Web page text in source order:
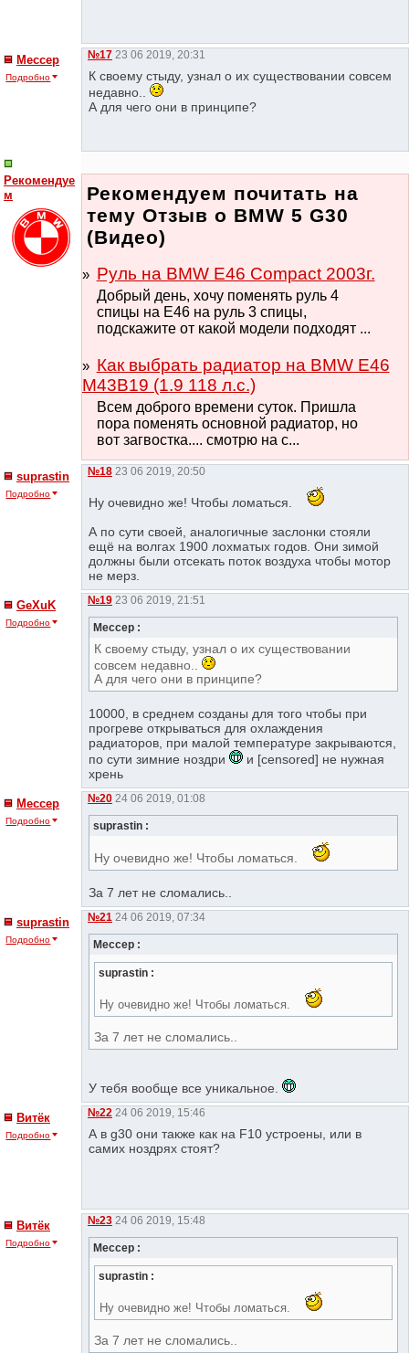
Мессер
Подробно
№17 23 06 2019, 20:31
К своему стыду, узнал о их существовании совсем
недавно..
А для чего они в принципе?
Рекомендуе
м
Рекомендуем почитать на
тему Отзыв о BMW 5 G30
(Видео)
Руль на BMW E46 Compact 2003г.
Добрый день, хочу поменять руль 4
спицы на Е46 на руль 3 спицы,
подскажите от какой модели подходят ...
Как выбрать радиатор на BMW E46
M43B19 (1.9 118 л.с.)
Всем доброго времени суток. Пришла
пора поменять основной радиатор, но
вот загвостка.... смотрю на с...
suprastin
Подробно
№18 23 06 2019, 20:50
Ну очевидно же! Чтобы ломаться.
А по сути своей, аналогичные заслонки стояли
ещё на волгах 1900 лохматых годов. Они зимой
должны были отсекать поток воздуха чтобы мотор
не мерз.
GeXuK
Подробно
№19 23 06 2019, 21:51
Мессер :
К своему стыду, узнал о их существовании
совсем недавно..
А для чего они в принципе?
10000, в среднем созданы для того чтобы при
прогреве открываться для охлаждения
радиаторов, при малой температуре закрываются,
по сути зимние ноздри
и [censored] не нужная
хрень
Мессер
Подробно
№20 24 06 2019, 01:08
suprastin :
Ну очевидно же! Чтобы ломаться.
За 7 лет не сломались..
suprastin
Подробно
№21 24 06 2019, 07:34
Мессер :
suprastin :
Ну очевидно же! Чтобы ломаться.
За 7 лет не сломались..
У тебя вообще все уникальное.
Витёк
Подробно
№22 24 06 2019, 15:46
А в g30 они также как на F10 устроены, или в
самих ноздрях стоят?
Витёк
Подробно
№23 24 06 2019, 15:48
Мессер :
suprastin :
Ну очевидно же! Чтобы ломаться.
За 7 лет не сломались..